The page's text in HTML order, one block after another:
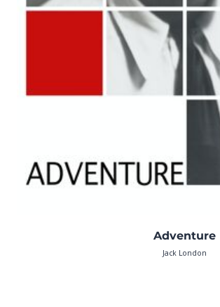
Adventure
Jack London